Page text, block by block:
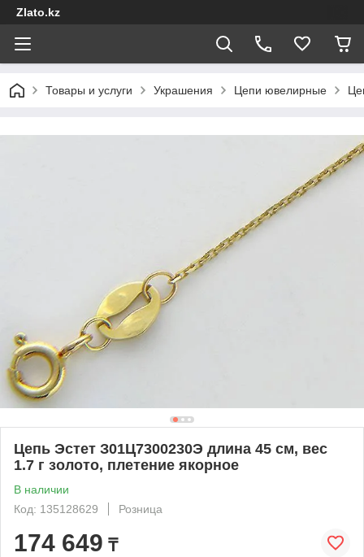
Zlato.kz
Товары и услуги Украшения Цепи ювелирные
Цепь Эстет З01Ц7300230Э длина 45 см, вес
1.7 г золото, плетение якорное
В наличии
Код: 135128629
Розница
174 649 ₸